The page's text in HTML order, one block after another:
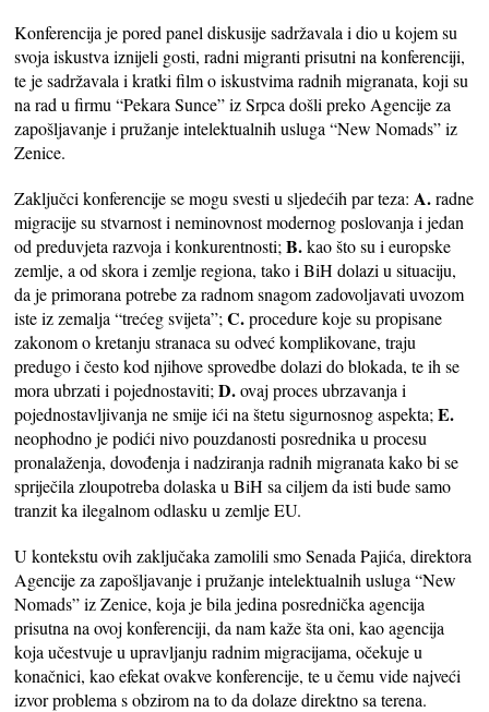
Konferencija je pored panel diskusije sadržavala i dio u kojem su
svoja iskustva iznijeli gosti, radni migranti prisutni na konferenciji,
te je sadržavala i kratki film o iskustvima radnih migranata, koji su
na rad u firmu “Pekara Sunce” iz Srpca došli preko Agencije za
zapošljavanje i pružanje intelektualnih usluga “New Nomads” iz
Zenice.
Zaključci konferencije se mogu svesti u sljedećih par teza: A.radne
migracije su stvarnost i neminovnost modernog poslovanja i jedan
od preduvjeta razvoja i konkurentnosti;B.kao što su i europske
zemlje, a od skora i zemlje regiona, tako i BiH dolazi u situaciju,
da je primorana potrebe za radnom snagom zadovoljavati uvozom
iste iz zemalja “trećeg svijeta”;C.procedure koje su propisane
zakonom o kretanju stranaca su odveć komplikovane, traju
predugo i često kod njihove sprovedbe dolazi do blokada, te ih se
mora ubrzati i pojednostaviti;D.ovaj proces ubrzavanja i
pojednostavljivanja ne smije ići na štetu sigurnosnog aspekta;E.
neophodno je podići nivo pouzdanosti posrednika u procesu
pronalaženja, dovođenja i nadziranja radnih migranata kako bi se
spriječila zloupotreba dolaska u BiH sa ciljem da isti bude samo
tranzit ka ilegalnom odlasku u zemlje EU.
U kontekstu ovih zaključaka zamolili smo Senada Pajića, direktora
Agencije za zapošljavanje i pružanje intelektualnih usluga “New
Nomads” iz Zenice, koja je bila jedina posrednička agencija
prisutna na ovoj konferenciji, da nam kaže šta oni, kao agencija
koja učestvuje u upravljanju radnim migracijama, očekuje u
konačnici, kao efekat ovakve konferencije, te u čemu vide najveći
izvor problema s obzirom na to da dolaze direktno sa terena.